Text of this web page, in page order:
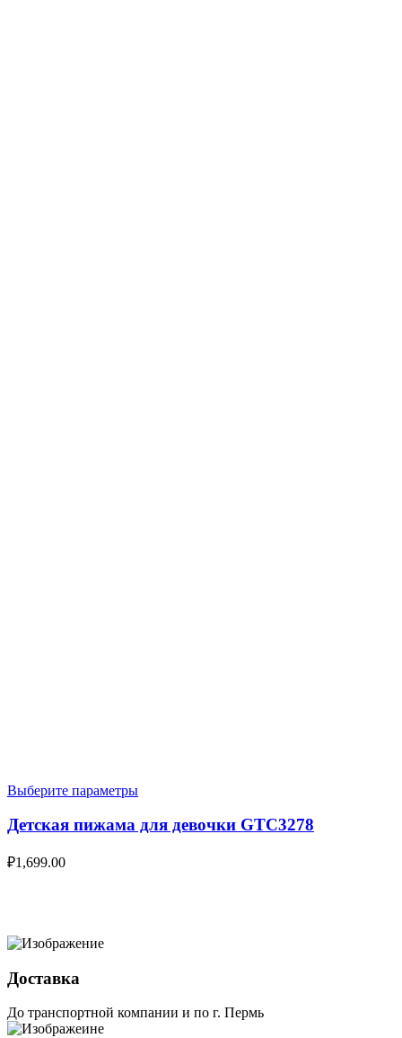
Выберите параметры
Детская пижама для девочки GTC3278
₽1,699.00
Доставка
До транспортной компании и по г. Пермь